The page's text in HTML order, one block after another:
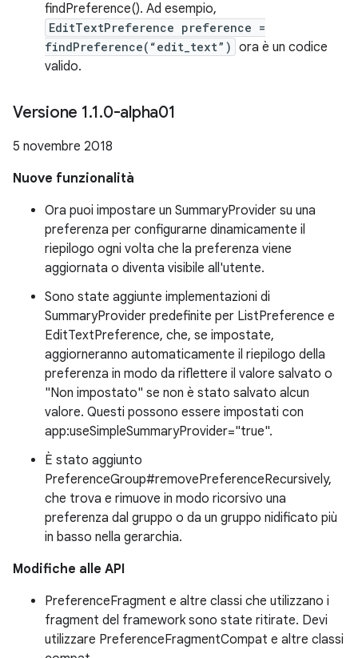
findPreference(). Ad esempio,
EditTextPreference preference =
findPreference(“edit_text”) ora è un codice
valido.
Versione 1.1.0-alpha01
5 novembre 2018
Nuove funzionalità
Ora puoi impostare un SummaryProvider su una
preferenza per configurarne dinamicamente il
riepilogo ogni volta che la preferenza viene
aggiornata o diventa visibile all'utente.
Sono state aggiunte implementazioni di
SummaryProvider predefinite per ListPreference e
EditTextPreference, che, se impostate,
aggiorneranno automaticamente il riepilogo della
preferenza in modo da riflettere il valore salvato o
"Non impostato" se non è stato salvato alcun
valore. Questi possono essere impostati con
app:useSimpleSummaryProvider="true".
È stato aggiunto
PreferenceGroup#removePreferenceRecursively,
che trova e rimuove in modo ricorsivo una
preferenza dal gruppo o da un gruppo nidificato più
in basso nella gerarchia.
Modifiche alle API
PreferenceFragment e altre classi che utilizzano i
fragment del framework sono state ritirate. Devi
utilizzare PreferenceFragmentCompat e altre classi